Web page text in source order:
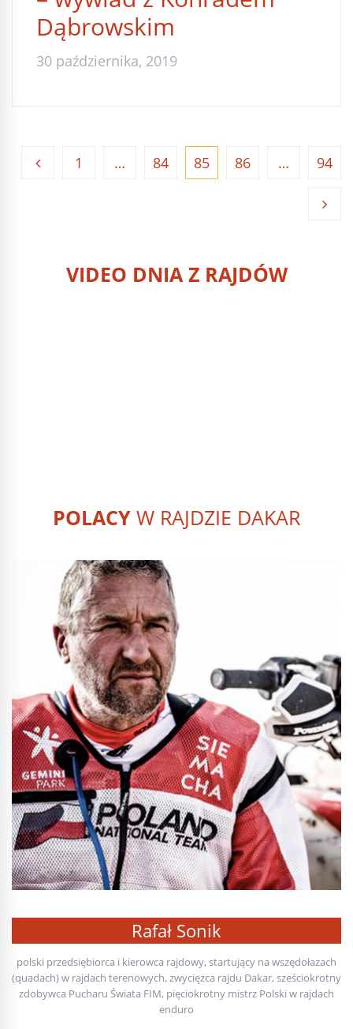
Dąbrowskim
30 października, 2019
1 … 84 85 86 … 94
VIDEO DNIA Z RAJDÓW
POLACY W RAJDZIE DAKAR
Rafał Sonik
polski przedsiębiorca i kierowca rajdowy, startujący na wszędołazach
(quadach) w rajdach terenowych, zwycięzca rajdu Dakar, sześciokrotny
zdobywca Pucharu Świata FIM, pięciokrotny mistrz Polski w rajdach
enduro